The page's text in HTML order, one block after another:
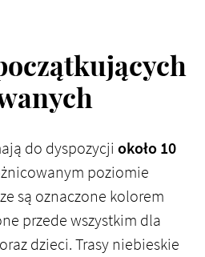
do dyspozycji około 10
poziomie
są oznaczone kolorem
przede wszystkim dla
dzieci. Trasy niebieskie